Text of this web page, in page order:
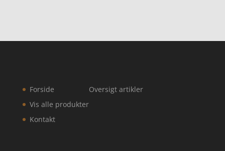
Forside
Vis alle produkter
Kontakt
Oversigt artikler